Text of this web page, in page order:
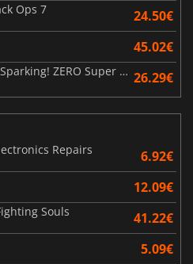
Ops 7 24.50€
45.02€
DRAGON BALL Sparking! ZERO Super Limit Breaking NEO 26.29€
Repairs
6.92€
12.09€
Souls 41.22€
5.09€